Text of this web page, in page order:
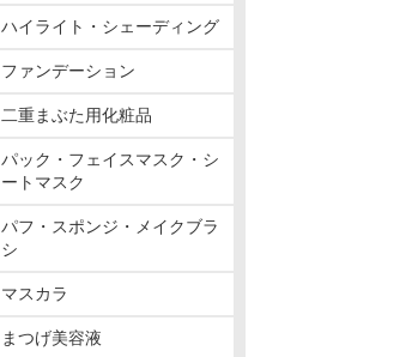
ハイライト・シェーディング
ファンデーション
二重まぶた用化粧品
パック・フェイスマスク・シ
ートマスク
パフ・スポンジ・メイクブラ
シ
マスカラ
まつげ美容液